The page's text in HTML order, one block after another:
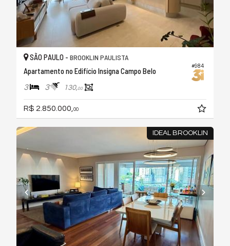
#984
SÃO PAULO - BROOKLIN PAULISTA
Apartamento no Edifício Insigna Campo Belo
3 3 130,00
R$ 2.850.000, 00
IDEAL BROOKLIN